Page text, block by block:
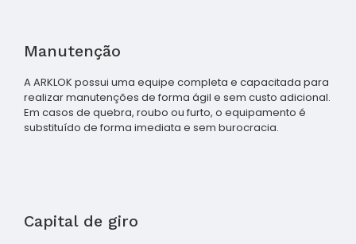
Manutenção
A ARKLOK possui uma equipe completa e capacitada para
realizar manutenções de forma ágil e sem custo adicional.
Em casos de quebra, roubo ou furto, o equipamento é
substituído de forma imediata e sem burocracia.
Capital de giro